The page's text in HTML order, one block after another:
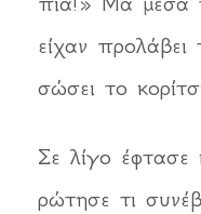
είχαν προλάβει
σώσει το
Σε λίγο έφτασε
ρώτησε τι